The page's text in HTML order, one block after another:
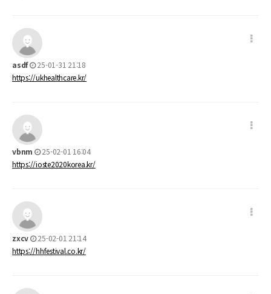
asdf
25-01-31 21:18
https://ukhealthcare.kr/
vbnm
25-02-01 16:04
https://ioste2020korea.kr/
zxcv
25-02-01 21:14
https://hhfestival.co.kr/